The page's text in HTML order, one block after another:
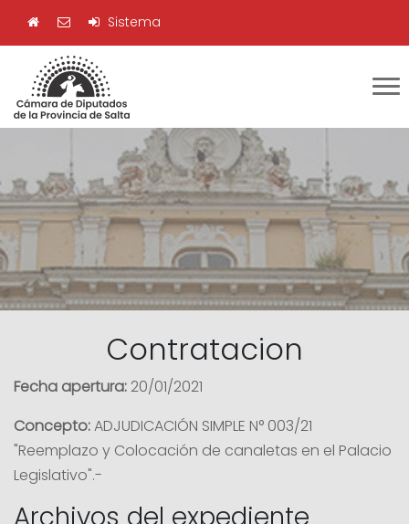
Sistema
Contratacion
Fecha apertura: 20/01/2021
Concepto:ADJUDICACIÓN SIMPLE N° 003/21
"Reemplazo y Colocación de canaletas en el Palacio
Legislativo".-